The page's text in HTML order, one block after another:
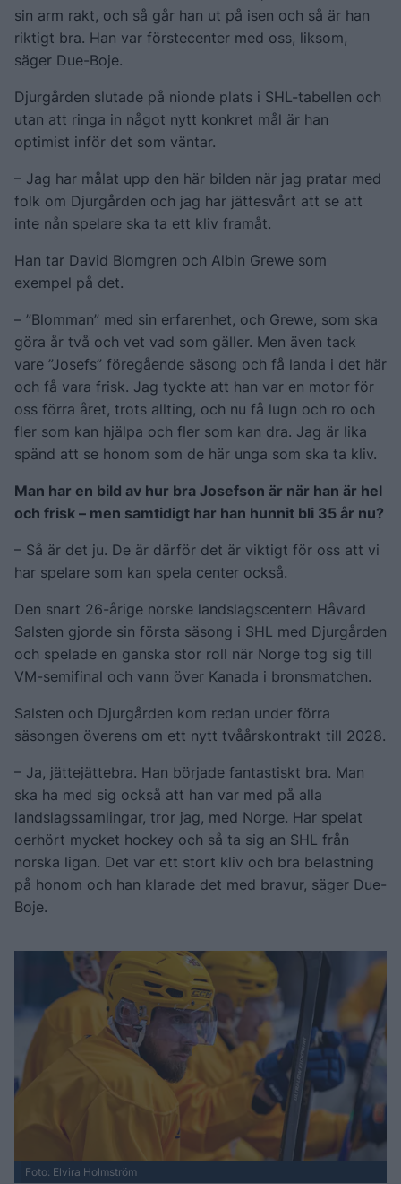
sin arm rakt, och så går han ut på isen och så är han
riktigt bra. Han var förstecenter med oss, liksom,
säger Due-Boje.
Djurgården slutade på nionde plats i SHL-tabellen och
utan att ringa in något nytt konkret mål är han
optimist inför det som väntar.
– Jag har målat upp den här bilden när jag pratar med
folk om Djurgården och jag har jättesvårt att se att
inte nån spelare ska ta ett kliv framåt.
Han tar David Blomgren och Albin Grewe som
exempel på det.
– ”Blomman” med sin erfarenhet, och Grewe, som ska
göra år två och vet vad som gäller. Men även tack
vare ”Josefs” föregående säsong och få landa i det här
och få vara frisk. Jag tyckte att han var en motor för
oss förra året, trots allting, och nu få lugn och ro och
fler som kan hjälpa och fler som kan dra. Jag är lika
spänd att se honom som de här unga som ska ta kliv.
Man har en bild av hur bra Josefson är när han är hel
och frisk – men samtidigt har han hunnit bli 35 år nu?
– Så är det ju. De är därför det är viktigt för oss att vi
har spelare som kan spela center också.
Den snart 26-årige norske landslagscentern Håvard
Salsten gjorde sin första säsong i SHL med Djurgården
och spelade en ganska stor roll när Norge tog sig till
VM-semifinal och vann över Kanada i bronsmatchen.
Salsten och Djurgården kom redan under förra
säsongen överens om ett nytt tvåårskontrakt till 2028.
– Ja, jättejättebra. Han började fantastiskt bra. Man
ska ha med sig också att han var med på alla
landslagssamlingar, tror jag, med Norge. Har spelat
oerhört mycket hockey och så ta sig an SHL från
norska ligan. Det var ett stort kliv och bra belastning
på honom och han klarade det med bravur, säger Due-
Boje.
Foto: Elvira Holmström